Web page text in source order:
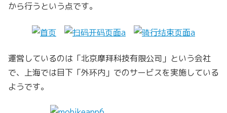
から行うという点です。
運営しているのは「北京摩拜科技有限公司」という会社
で、上海では目下「外环内」でのサービスを実施している
ようです。